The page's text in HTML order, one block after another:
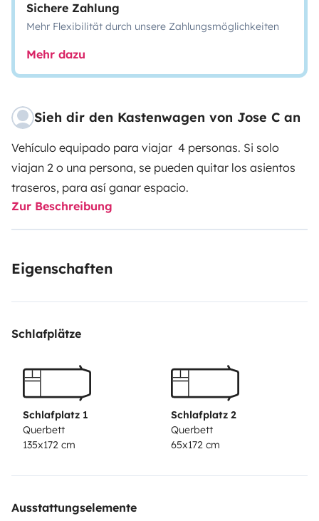
Sichere Zahlung
Mehr Flexibilität durch unsere Zahlungsmöglichkeiten
Mehr dazu
Sieh dir den Kastenwagen von Jose C an
Vehículo equipado para viajar 4 personas. Si solo
viajan 2 o una persona, se pueden quitar los asientos
traseros, para así ganar espacio.
Zur Beschreibung
Eigenschaften
Schlafplätze
Schlafplatz 1
Querbett
135x172 cm
Schlafplatz 2
Querbett
65x172 cm
Ausstattungselemente